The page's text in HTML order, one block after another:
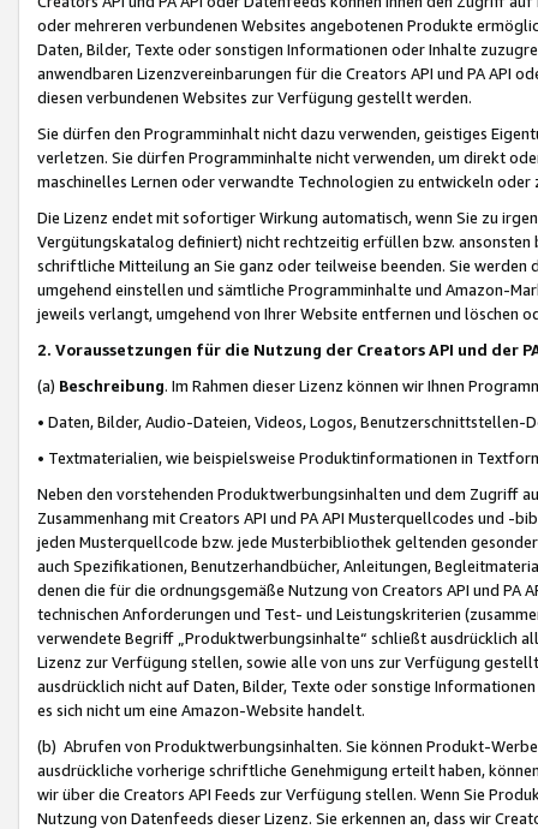
oder mehreren verbundenen Websites angebotenen Produkte
Daten, Bilder, Texte oder sonstigen Informationen oder Inhalte
anwendbaren Lizenzvereinbarungen für die Creators API und PA API
diesen verbundenen Websites zur Verfügung gestellt werden.
Sie dürfen den Programminhalt nicht dazu verwenden, geistiges
verletzen. Sie dürfen Programminhalte nicht verwenden, um direkt
maschinelles Lernen oder verwandte Technologien zu entwickeln
Die Lizenz endet mit sofortiger Wirkung automatisch, wenn Sie zu
Vergütungskatalog definiert) nicht rechtzeitig erfüllen bzw. ansonsten
schriftliche Mitteilung an Sie ganz oder teilweise beenden. Sie werden
umgehend einstellen und sämtliche Programminhalte und Amazon-
jeweils verlangt, umgehend von Ihrer Website entfernen und löschen
2. Voraussetzungen für die Nutzung der Creators API und der
(a) Beschreibung. Im Rahmen dieser Lizenz können wir Ihnen
• Daten, Bilder, Audio-Dateien, Videos, Logos, Benutzerschnittstellen-
• Textmaterialien, wie beispielsweise Produktinformationen in
Neben den vorstehenden Produktwerbungsinhalten und dem Zugriff
Zusammenhang mit Creators API und PA API Musterquellcodes und
jeden Musterquellcode bzw. jede Musterbibliothek geltenden
auch Spezifikationen, Benutzerhandbücher, Anleitungen,
denen die für die ordnungsgemäße Nutzung von Creators API und PA
technischen Anforderungen und Test- und Leistungskriterien
verwendete Begriff „Produktwerbungsinhalte“ schließt ausdrücklich
Lizenz zur Verfügung stellen, sowie alle von uns zur Verfügung
ausdrücklich nicht auf Daten, Bilder, Texte oder sonstige
es sich nicht um eine Amazon-Website handelt.
(b) Abrufen von Produktwerbungsinhalten. Sie können Produkt-
ausdrückliche vorherige schriftliche Genehmigung erteilt haben,
wir über die Creators API Feeds zur Verfügung stellen. Wenn Sie
Nutzung von Datenfeeds dieser Lizenz. Sie erkennen an, dass wir